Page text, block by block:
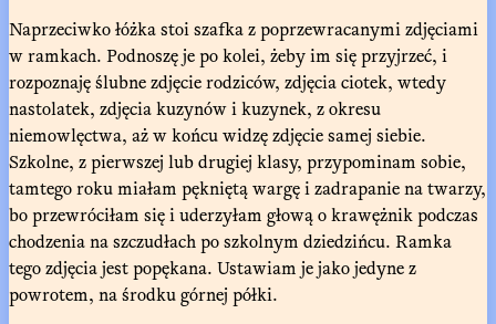
Naprzeciwko łóżka stoi szafka z poprzewracanymi zdjęciami
w ramkach. Podnoszę je po kolei, żeby im się przyjrzeć, i
rozpoznaję ślubne zdjęcie rodziców, zdjęcia ciotek, wtedy
nastolatek, zdjęcia kuzynów i kuzynek, z okresu
niemowlęctwa, aż w końcu widzę zdjęcie samej siebie.
Szkolne, z pierwszej lub drugiej klasy, przypominam sobie,
tamtego roku miałam pękniętą wargę i zadrapanie na twarzy,
bo przewróciłam się i uderzyłam głową o krawężnik podczas
chodzenia na szczudłach po szkolnym dziedzińcu. Ramka
tego zdjęcia jest popękana. Ustawiam je jako jedyne z
powrotem, na środku górnej półki.